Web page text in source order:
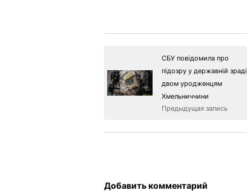
СБУ повідомила про
підозру у державній зраді
двом уродженцям
Хмельниччини
Предыдущая запись
Добавить комментарий